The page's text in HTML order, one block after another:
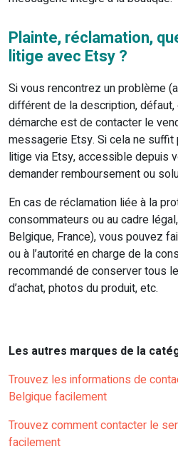
Plainte, réclamation,
litige avec Etsy ?
Si vous rencontrez un problème
différent de la description, défaut,
démarche est de contacter le
messagerie Etsy. Si cela ne
litige via Etsy, accessible depuis
demander remboursement ou
En cas de réclamation liée à la
consommateurs ou au cadre
Belgique, France), vous pouvez
ou à l’autorité en charge de la
recommandé de conserver tous
d’achat, photos du produit, etc.
Les autres marques de la
Trouvez les informations de
Belgique facilement
Trouvez comment contacter le
facilement